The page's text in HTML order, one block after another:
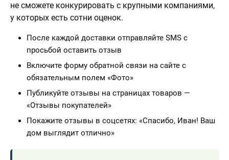
не сможете конкурировать с крупными компаниями,
у которых есть сотни оценок.
После каждой доставки отправляйте SMS с
просьбой оставить отзыв
Включите форму обратной связи на сайте с
обязательным полем «Фото»
Публикуйте отзывы на страницах товаров —
«Отзывы покупателей»
Покажите отзывы в соцсетях: «Спасибо, Иван! Ваш
дом выглядит отлично»